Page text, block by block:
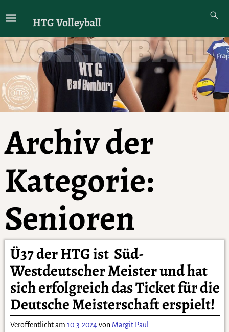
HTG Volleyball
Archiv der
Kategorie:
Senioren
Ü37 der HTG ist Süd-
Westdeutscher Meister und hat
sich erfolgreich das Ticket für die
Deutsche Meisterschaft erspielt!
Veröffentlicht am 10.3.2024 von Margit Paul